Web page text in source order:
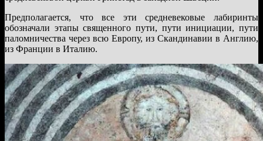
Предполагается, что все эти средневековые лабиринты
обозначали этапы священного пути, пути инициации, пути
паломничества через всю Европу, из Скандинавии в Англию,
из Франции в Италию.